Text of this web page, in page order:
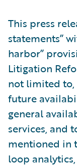
This press
statements”
harbor”
Litigation
not limited to,
future
general
services, and
mentioned in
loop